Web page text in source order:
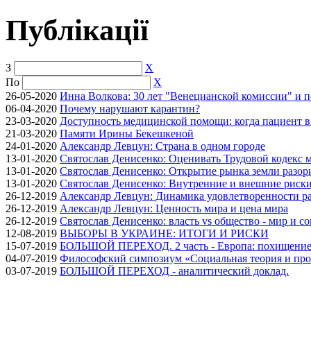
Публікації
З
X
По
X
26-05-2020 Инна Волкова: 30 лет "Венецианской комиссии" и
06-04-2020 Почему нарушают карантин?
23-03-2020 Доступность медицинской помощи: когда пациент
21-03-2020 Памяти Ирины Бекешкеной
24-01-2020 Александр Левцун: Страна в одном городе
13-01-2020 Святослав Денисенко: Оценивать Трудовой кодекс
13-01-2020 Святослав Денисенко: Открытие рынка земли
13-01-2020 Святослав Денисенко: Внутренние и внешние
26-12-2019 Александр Левцун: Динамика удовлетворенности
26-12-2019 Александр Левцун: Ценность мира и цена мира
26-12-2019 Святослав Денисенко: власть vs общество - мир и
12-08-2019 ВЫБОРЫ В УКРАИНЕ: ИТОГИ И РИСКИ
15-07-2019 БОЛЬШОЙ ПЕРЕХОД. 2 часть - Европа: похищение
04-07-2019 Философский симпозиум «Социальная теория и
03-07-2019 БОЛЬШОЙ ПЕРЕХОД - аналитический доклад.